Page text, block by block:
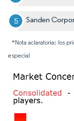
Sanden
*Nota aclaratoria: los
especial